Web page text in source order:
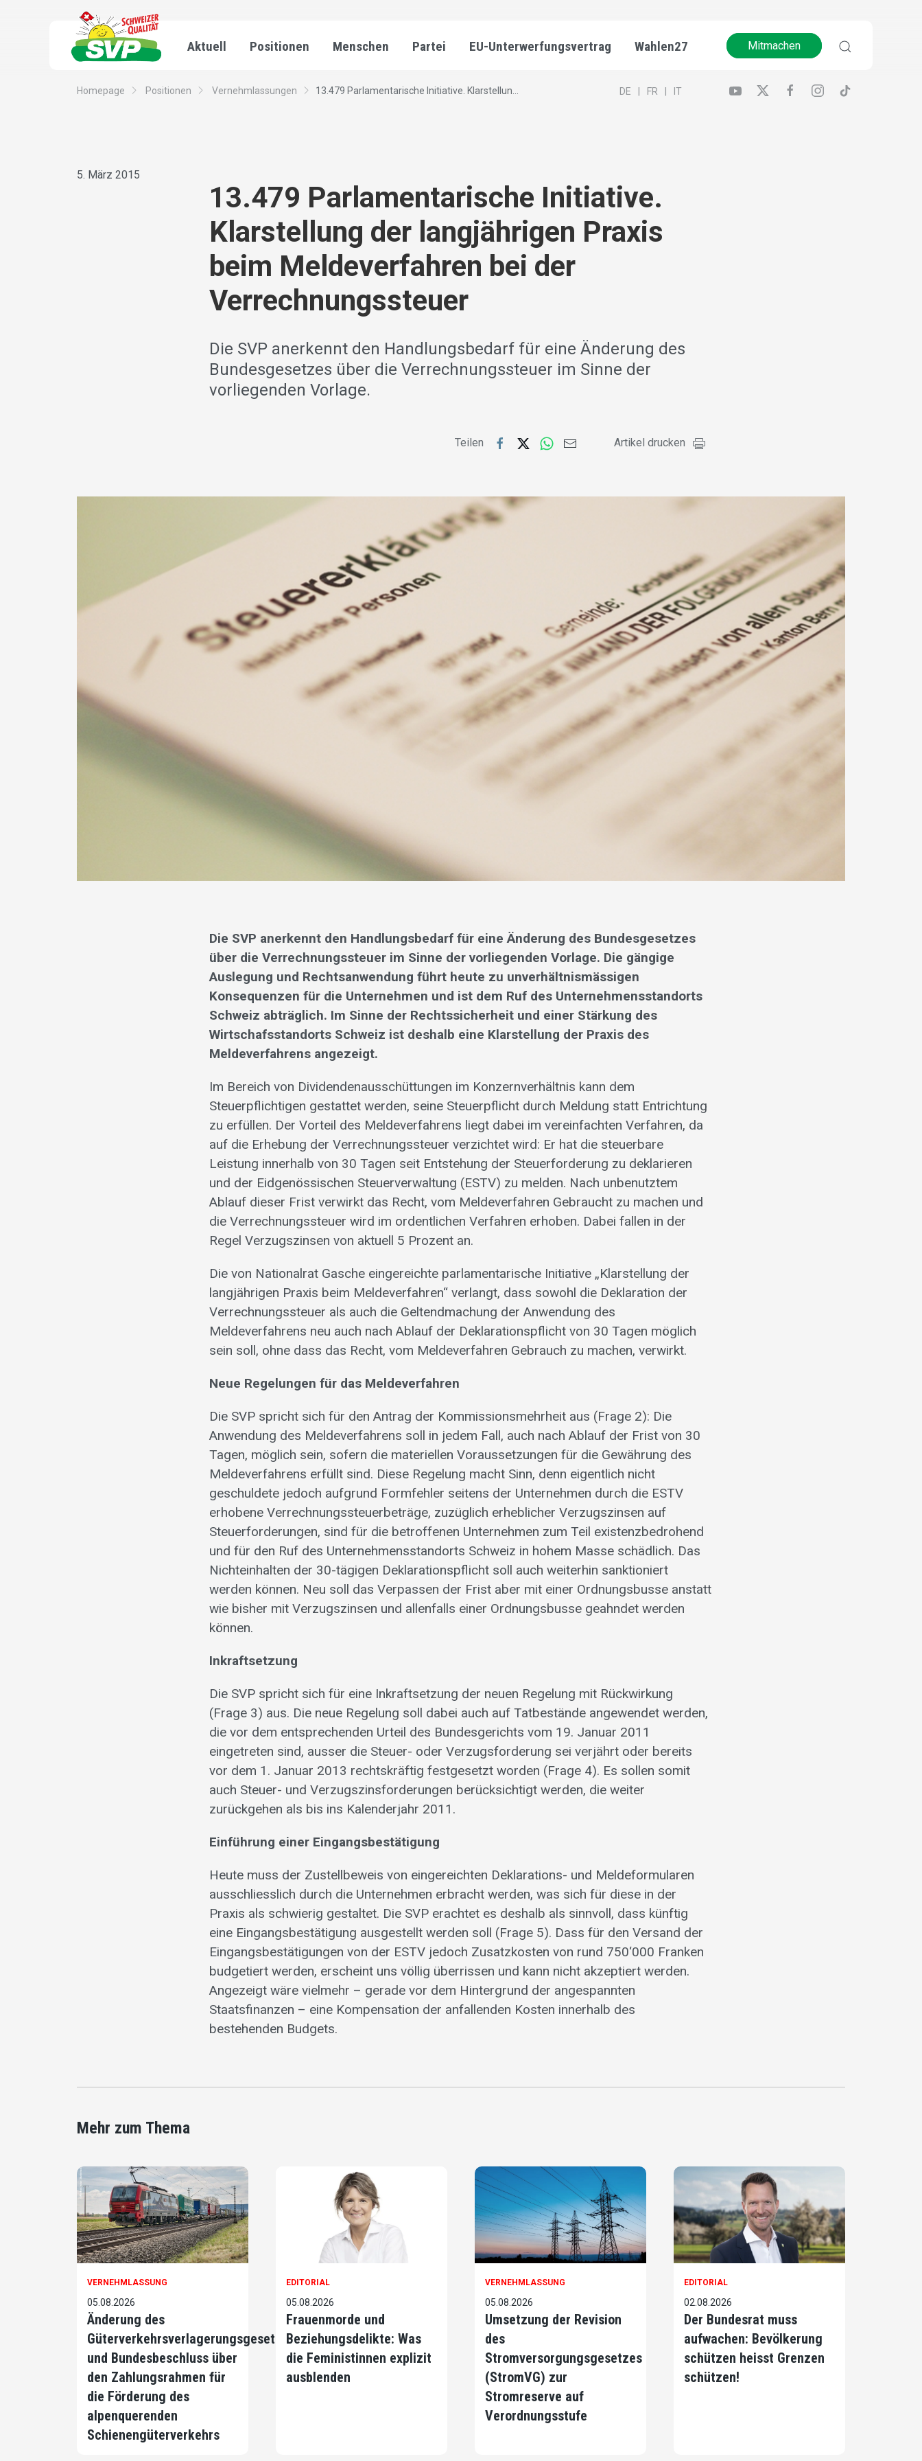
Aktuell Positionen Menschen Partei EU-Unterwerfungsvertrag Wahlen27 Mitmachen
Homepage Positionen Vernehmlassungen 13.479 Parlamentarische Initiative. Klarstellun... DE FR IT
5. März 2015
13.479 Parlamentarische Initiative.
Klarstellung der langjährigen Praxis
beim Meldeverfahren bei der
Verrechnungssteuer
Die SVP anerkennt den Handlungsbedarf für eine Änderung des
Bundesgesetzes über die Verrechnungssteuer im Sinne der
vorliegenden Vorlage.
Teilen Artikel drucken
Die SVP anerkennt den Handlungsbedarf für eine Änderung des Bundesgesetzes
über die Verrechnungssteuer im Sinne der vorliegenden Vorlage. Die gängige
Auslegung und Rechtsanwendung führt heute zu unverhältnismässigen
Konsequenzen für die Unternehmen und ist dem Ruf des Unternehmensstandorts
Schweiz abträglich. Im Sinne der Rechtssicherheit und einer Stärkung des
Wirtschafsstandorts Schweiz ist deshalb eine Klarstellung der Praxis des
Meldeverfahrens angezeigt.
Im Bereich von Dividendenausschüttungen im Konzernverhältnis kann dem
Steuerpflichtigen gestattet werden, seine Steuerpflicht durch Meldung statt Entrichtung
zu erfüllen. Der Vorteil des Meldeverfahrens liegt dabei im vereinfachten Verfahren, da
auf die Erhebung der Verrechnungssteuer verzichtet wird: Er hat die steuerbare
Leistung innerhalb von 30 Tagen seit Entstehung der Steuerforderung zu deklarieren
und der Eidgenössischen Steuerverwaltung (ESTV) zu melden. Nach unbenutztem
Ablauf dieser Frist verwirkt das Recht, vom Meldeverfahren Gebraucht zu machen und
die Verrechnungssteuer wird im ordentlichen Verfahren erhoben. Dabei fallen in der
Regel Verzugszinsen von aktuell 5 Prozent an.
Die von Nationalrat Gasche eingereichte parlamentarische Initiative „Klarstellung der
langjährigen Praxis beim Meldeverfahren“ verlangt, dass sowohl die Deklaration der
Verrechnungssteuer als auch die Geltendmachung der Anwendung des
Meldeverfahrens neu auch nach Ablauf der Deklarationspflicht von 30 Tagen möglich
sein soll, ohne dass das Recht, vom Meldeverfahren Gebrauch zu machen, verwirkt.
Neue Regelungen für das Meldeverfahren
Die SVP spricht sich für den Antrag der Kommissionsmehrheit aus (Frage 2): Die
Anwendung des Meldeverfahrens soll in jedem Fall, auch nach Ablauf der Frist von 30
Tagen, möglich sein, sofern die materiellen Voraussetzungen für die Gewährung des
Meldeverfahrens erfüllt sind. Diese Regelung macht Sinn, denn eigentlich nicht
geschuldete jedoch aufgrund Formfehler seitens der Unternehmen durch die ESTV
erhobene Verrechnungssteuerbeträge, zuzüglich erheblicher Verzugszinsen auf
Steuerforderungen, sind für die betroffenen Unternehmen zum Teil existenzbedrohend
und für den Ruf des Unternehmensstandorts Schweiz in hohem Masse schädlich. Das
Nichteinhalten der 30-tägigen Deklarationspflicht soll auch weiterhin sanktioniert
werden können. Neu soll das Verpassen der Frist aber mit einer Ordnungsbusse anstatt
wie bisher mit Verzugszinsen und allenfalls einer Ordnungsbusse geahndet werden
können.
Inkraftsetzung
Die SVP spricht sich für eine Inkraftsetzung der neuen Regelung mit Rückwirkung
(Frage 3) aus. Die neue Regelung soll dabei auch auf Tatbestände angewendet werden,
die vor dem entsprechenden Urteil des Bundesgerichts vom 19. Januar 2011
eingetreten sind, ausser die Steuer- oder Verzugsforderung sei verjährt oder bereits
vor dem 1. Januar 2013 rechtskräftig festgesetzt worden (Frage 4). Es sollen somit
auch Steuer- und Verzugszinsforderungen berücksichtigt werden, die weiter
zurückgehen als bis ins Kalenderjahr 2011.
Einführung einer Eingangsbestätigung
Heute muss der Zustellbeweis von eingereichten Deklarations- und Meldeformularen
ausschliesslich durch die Unternehmen erbracht werden, was sich für diese in der
Praxis als schwierig gestaltet. Die SVP erachtet es deshalb als sinnvoll, dass künftig
eine Eingangsbestätigung ausgestellt werden soll (Frage 5). Dass für den Versand der
Eingangsbestätigungen von der ESTV jedoch Zusatzkosten von rund 750‘000 Franken
budgetiert werden, erscheint uns völlig überrissen und kann nicht akzeptiert werden.
Angezeigt wäre vielmehr – gerade vor dem Hintergrund der angespannten
Staatsfinanzen – eine Kompensation der anfallenden Kosten innerhalb des
bestehenden Budgets.
Mehr zum Thema
VERNEHMLASSUNG
05.08.2026
Änderung des
Güterverkehrsverlagerungsgesetzes
und Bundesbeschluss über
den Zahlungsrahmen für
die Förderung des
alpenquerenden
Schienengüterverkehrs
EDITORIAL
05.08.2026
Frauenmorde und
Beziehungsdelikte: Was
die Feministinnen explizit
ausblenden
VERNEHMLASSUNG
05.08.2026
Umsetzung der Revision
des
Stromversorgungsgesetzes
(StromVG) zur
Stromreserve auf
Verordnungsstufe
EDITORIAL
02.08.2026
Der Bundesrat muss
aufwachen: Bevölkerung
schützen heisst Grenzen
schützen!